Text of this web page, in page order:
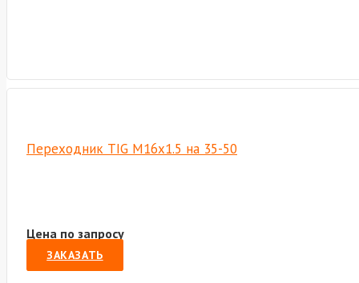
Переходник TIG М16х1.5 на 35-50
Цена по запросу
ЗАКАЗАТЬ